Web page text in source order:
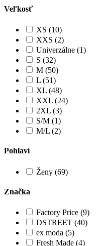
Veľkosť
XS (10)
XXS (2)
Univerzálne (1)
S (32)
M (50)
L (51)
XL (48)
XXL (24)
2XL (3)
S/M (1)
M/L (2)
Pohlaví
Ženy (69)
Značka
Factory Price (9)
DSTREET (40)
ex moda (5)
Fresh Made (4)